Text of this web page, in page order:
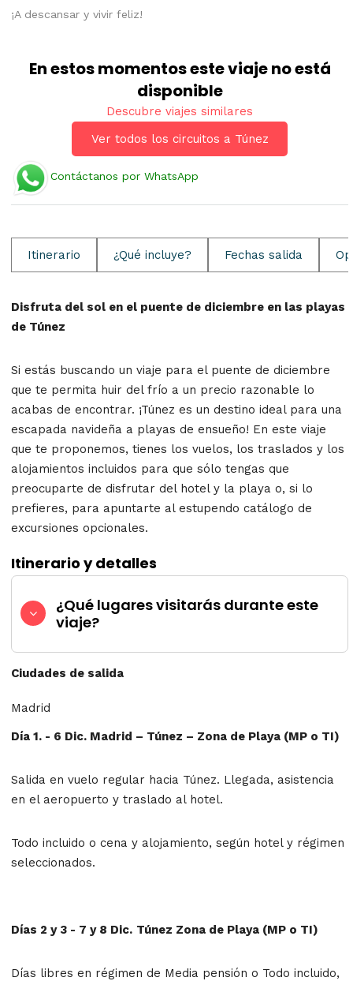
¡A descansar y vivir feliz!
En estos momentos este viaje no está
disponible
Descubre viajes similares
Ver todos los circuitos a Túnez
Contáctanos por WhatsApp
Itinerario ¿Qué incluye? Fechas salida
Disfruta del sol en el puente de diciembre en las playas
de Túnez
Si estás buscando un viaje para el puente de diciembre
que te permita huir del frío a un precio razonable lo
acabas de encontrar. ¡Túnez es un destino ideal para una
escapada navideña a playas de ensueño! En este viaje
que te proponemos, tienes los vuelos, los traslados y los
alojamientos incluidos para que sólo tengas que
preocuparte de disfrutar del hotel y la playa o, si lo
prefieres, para apuntarte al estupendo catálogo de
excursiones opcionales.
Itinerario y detalles
¿Qué lugares visitarás durante este
viaje?
Ciudades de salida
Madrid
Día 1. - 6 Dic. Madrid – Túnez – Zona de Playa (MP o TI)
Salida en vuelo regular hacia Túnez. Llegada, asistencia
en el aeropuerto y traslado al hotel.
Todo incluido o cena y alojamiento, según hotel y régimen
seleccionados.
Días 2 y 3 - 7 y 8 Dic. Túnez Zona de Playa (MP o TI)
Días libres en régimen de Media pensión o Todo incluido,